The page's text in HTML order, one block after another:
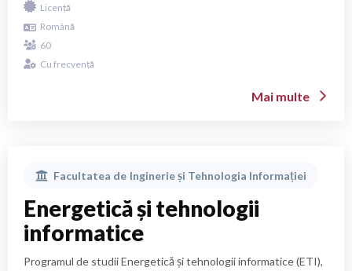
conceive, design and automatically manage technological
processes in different industrial branches.
Engineering Institute in Târgu Mureș, and later on as part of
the Faculty of Engineering. As a result of the educational
studies being reorganized, the Automation and Applied
bachelor's degree program, engineering, full-time courses, 4
Licență
Română
60
Cu frecvență
Mai multe
Facultatea de Inginerie și Tehnologia Informației
Energetică și tehnologii
informatice
Programul de studii Energetică și tehnologii informatice (ETI),